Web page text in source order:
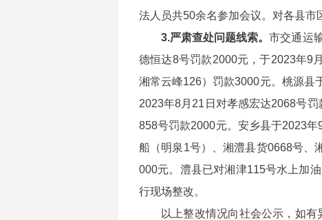
法人员共50余名参加会议。对各县市
3.严肃查处问题线索。市交通运
德恒达8号罚款2000元，于2023年9
湘常云峰126）罚款3000元。桃源县
2023年8月21日对孝感宏达2068号
858号罚款2000元。安乡县于2023
船（明泉1号）、湘澧县货0668号、
000元。澧县已对湘津115号水上加
行现场整改。
以上整改情况向社会公示，如